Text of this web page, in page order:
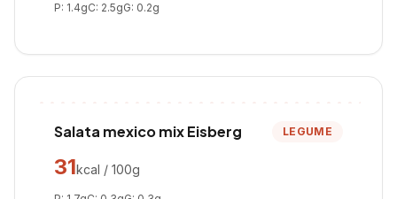
P: 1.4gC: 2.5gG: 0.2g
Salata mexico mix Eisberg LEGUME
31kcal / 100g